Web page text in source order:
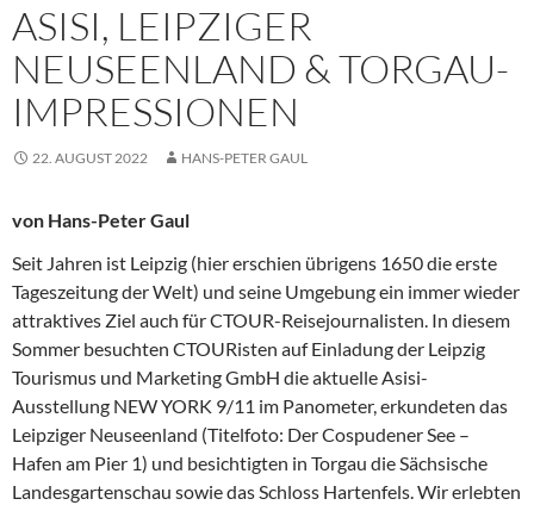
ASISI, LEIPZIGER
NEUSEENLAND & TORGAU-
IMPRESSIONEN
22. AUGUST 2022 HANS-PETER GAUL
von Hans-Peter Gaul
Seit Jahren ist Leipzig (hier erschien übrigens 1650 die erste
Tageszeitung der Welt) und seine Umgebung ein immer wieder
attraktives Ziel auch für CTOUR-Reisejournalisten. In diesem
Sommer besuchten CTOURisten auf Einladung der Leipzig
Tourismus und Marketing GmbH die aktuelle Asisi-
Ausstellung NEW YORK 9/11 im Panometer, erkundeten das
Leipziger Neuseenland (Titelfoto: Der Cospudener See –
Hafen am Pier 1) und besichtigten in Torgau die Sächsische
Landesgartenschau sowie das Schloss Hartenfels. Wir erlebten